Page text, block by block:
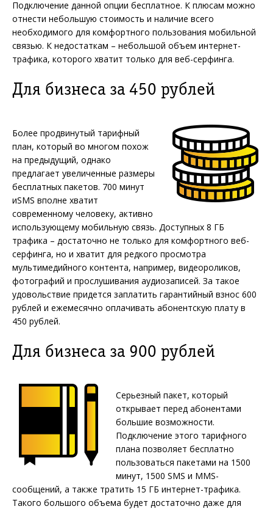
Подключение данной опции бесплатное. К плюсам можно
отнести небольшую стоимость и наличие всего
необходимого для комфортного пользования мобильной
связью. К недостаткам – небольшой объем интернет-
трафика, которого хватит только для веб-серфинга.
Для бизнеса за 450 рублей
Более продвинутый тарифный
план, который во многом похож
на предыдущий, однако
предлагает увеличенные размеры
бесплатных пакетов. 700 минут
иSMS вполне хватит
современному человеку, активно
использующему мобильную связь. Доступных 8 ГБ
трафика – достаточно не только для комфортного веб-
серфинга, но и хватит для редкого просмотра
мультимедийного контента, например, видеороликов,
фотографий и прослушивания аудиозаписей. За такое
удовольствие придется заплатить гарантийный взнос 600
рублей и ежемесячно оплачивать абонентскую плату в
450 рублей.
Для бизнеса за 900 рублей
Серьезный пакет, который
открывает перед абонентами
большие возможности.
Подключение этого тарифного
плана позволяет бесплатно
пользоваться пакетами на 1500
минут, 1500 SMS и MMS-
сообщений, а также тратить 15 ГБ интернет-трафика.
Такого большого объема будет достаточно даже для